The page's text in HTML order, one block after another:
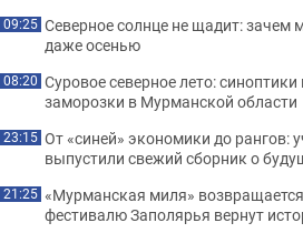
09:25 Северное солнце не щадит: зачем
даже осенью
08:20 Суровое северное лето:
заморозки в Мурманской области
23:15 От «синей» экономики до рангов:
выпустили свежий сборник о
21:25 «Мурманская миля»
фестивалю Заполярья вернут